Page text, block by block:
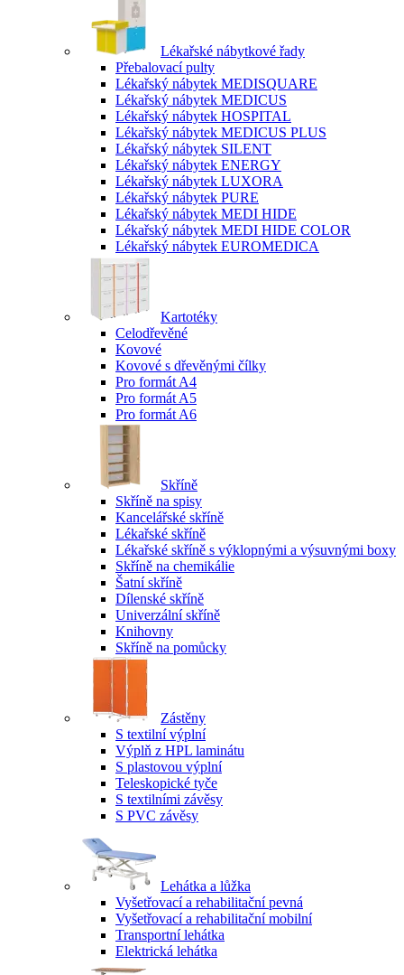
Lékařské nábytkové řady
Přebalovací pulty
Lékařský nábytek MEDISQUARE
Lékařský nábytek MEDICUS
Lékařský nábytek HOSPITAL
Lékařský nábytek MEDICUS PLUS
Lékařský nábytek SILENT
Lékařský nábytek ENERGY
Lékařský nábytek LUXORA
Lékařský nábytek PURE
Lékařský nábytek MEDI HIDE
Lékařský nábytek MEDI HIDE COLOR
Lékařský nábytek EUROMEDICA
Kartotéky
Celodřevěné
Kovové
Kovové s dřevěnými čílky
Pro formát A4
Pro formát A5
Pro formát A6
Skříně
Skříně na spisy
Kancelářské skříně
Lékařské skříně
Lékařské skříně s výklopnými a výsuvnými boxy
Skříně na chemikálie
Šatní skříně
Dílenské skříně
Univerzální skříně
Knihovny
Skříně na pomůcky
Zástěny
S textilní výplní
Výplň z HPL laminátu
S plastovou výplní
Teleskopické tyče
S textilními závěsy
S PVC závěsy
Lehátka a lůžka
Vyšetřovací a rehabilitační pevná
Vyšetřovací a rehabilitační mobilní
Transportní lehátka
Elektrická lehátka